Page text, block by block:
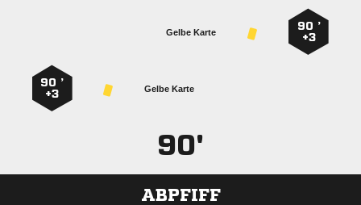
90 ’
+3
Gelbe Karte
Gelbe Karte
90 ’
+3
90'
ABPFIFF